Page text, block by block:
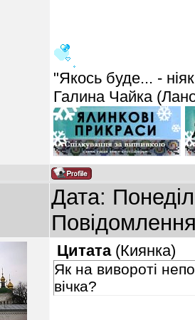
"Якось буде... -
Галина Чайка
Дата:
Цитата(Киянка)
Як на вивороті
вічка?